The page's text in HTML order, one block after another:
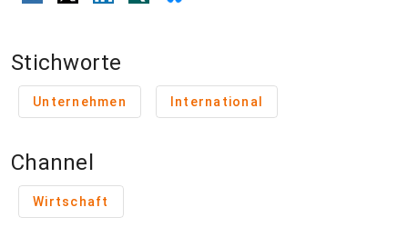
Stichworte
Unternehmen International
Channel
Wirtschaft